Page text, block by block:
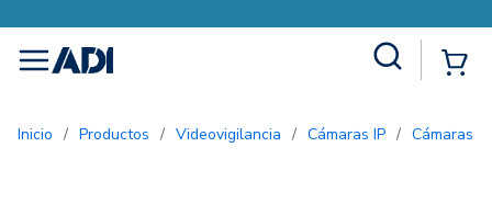
menu
Inicio / Productos / Videovigilancia / Cámaras IP / Cámaras